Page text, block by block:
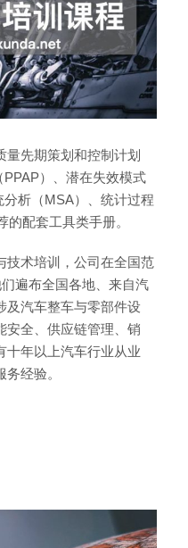
量先期策划和控制计划
PPAP）、潜在失效模式
析（MSA）、统计过程
配套工具类手册。
技术培训，公司在全国范
遍布全国各地、来自汽
及汽车整车与零部件设
安全、供应链管理、销
十年以上汽车行业从业
经验。